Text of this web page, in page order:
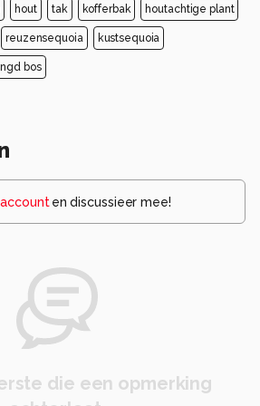
hout tak kofferbak houtachtige plant
reuzensequoia kustsequoia
bos
en discussieer mee!
die een opmerking